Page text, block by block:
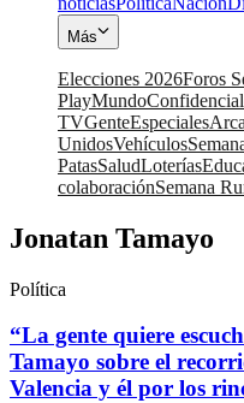
Más
Elecciones 2026Foros
PlayMundo
TVGenteEspeciales
UnidosVehículos
PatasSaludLoterías
colaboraciónSemana
Jonatan Tamayo
Política
“La gente quiere
Tamayo sobre el
Valencia y él por los